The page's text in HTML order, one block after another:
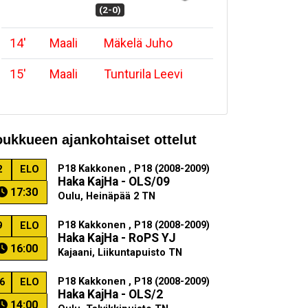
(2-0)
14' Maali Mäkelä Juho
15' Maali Tunturila Leevi
ajankohtaiset ottelut
ELO
17:30
P18 Kakkonen , P18 (2008-2009)
Haka KajHa - OLS/09
Oulu, Heinäpää 2 TN
ELO
16:00
P18 Kakkonen , P18 (2008-2009)
Haka KajHa - RoPS YJ
Kajaani, Liikuntapuisto TN
ELO
14:00
P18 Kakkonen , P18 (2008-2009)
Haka KajHa - OLS/2